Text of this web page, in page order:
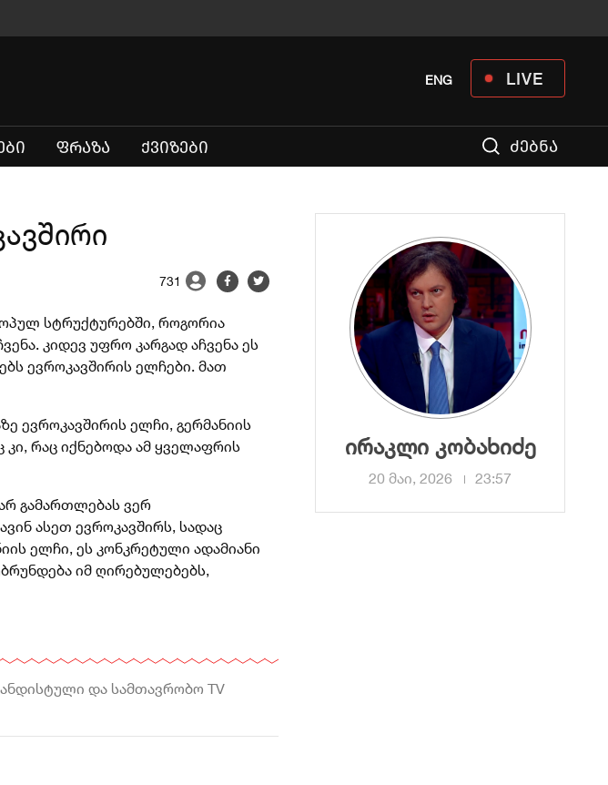
LIVE
ENG
ᲤᲠᲐᲖᲐ(CURRENT)
ᲥᲕᲘᲖᲔᲑᲘ ძებნა
ირაკლი კობახიძე
20 მაი, 2026 23:57
731
სტრუქტურებში, როგორია
კიდევ უფრო კარგად აჩვენა ეს
ევროკავშირის ელჩები. მათ
ევროკავშირის ელჩი, გერმანიის
რაც იქნებოდა ამ ყველაფრის
გამართლებას ვერ
ასეთ ევროკავშირს, სადაც
ელჩი, ეს კონკრეტული ადამიანი
იმ ღირებულებებს,
და სამთავრობო TV